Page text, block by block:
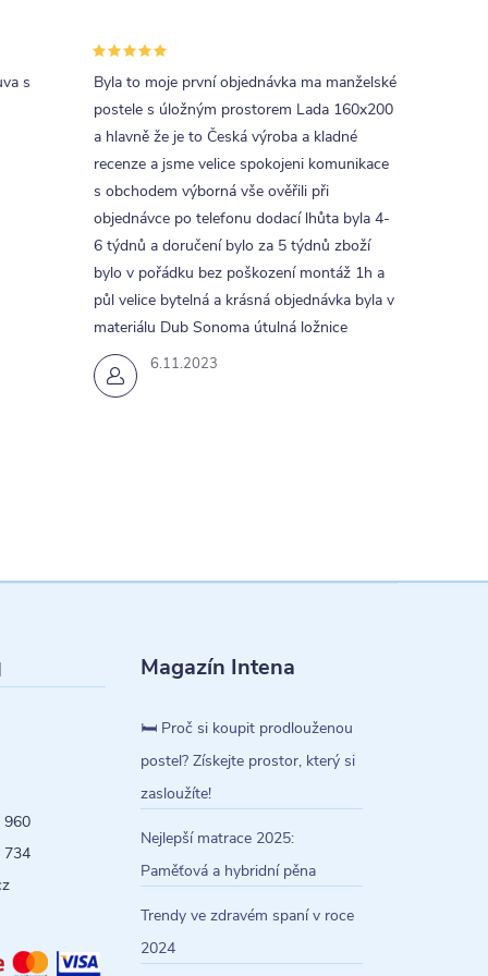
s
6.11.2023
Byla to moje první objednávka ma manželské
postele s úložným prostorem Lada 160x200
a hlavně že je to Česká výroba a kladné
recenze a jsme velice spokojeni komunikace
s obchodem výborná vše ověřili při
objednávce po telefonu dodací lhůta byla 4-
6 týdnů a doručení bylo za 5 týdnů zboží
bylo v pořádku bez poškození montáž 1h a
půl velice bytelná a krásná objednávka byla v
materiálu Dub Sonoma útulná ložnice
960
734
Magazín Intena
🛏️ Proč si koupit prodlouženou
postel? Získejte prostor, který si
zasloužíte!
Nejlepší matrace 2025:
Paměťová a hybridní pěna
Trendy ve zdravém spaní v roce
2024